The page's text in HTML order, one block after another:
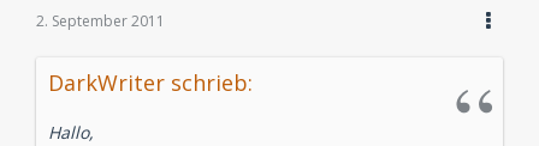
2. September 2011
DarkWriter schrieb:
Hallo,